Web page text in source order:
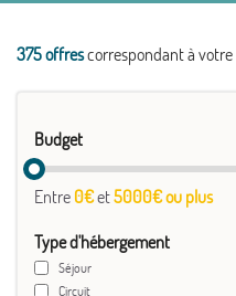
375 offrescorrespondant à
Budget
Entre 0€et5000€ ou plus
Type d'hébergement
Séjour
Circuit